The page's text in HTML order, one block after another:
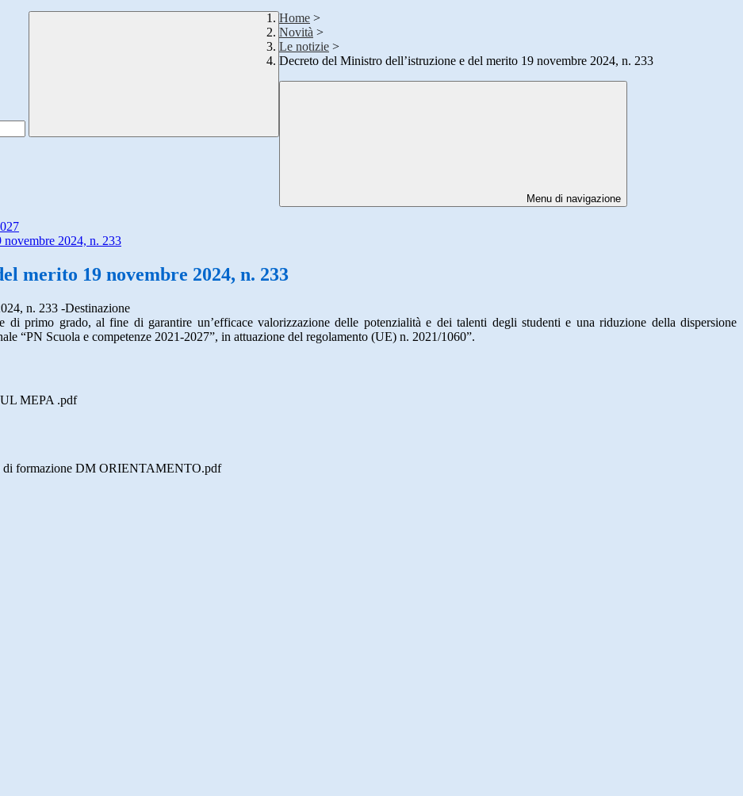
Home >
Novità >
Le notizie >
Decreto del Ministro dell’istruzione e del merito 19 novembre 2024, n. 233
Menu di navigazione
2024, n. 233
merito 19 novembre 2024, n. 233
n. 233 -Destinazione
di primo grado, al fine di garantire un’efficace valorizzazione delle potenzialità e dei talenti degli studenti e una riduzione della dispersione
“PN Scuola e competenze 2021-2027”, in attuazione del regolamento (UE) n. 2021/1060”.
MEPA .pdf
di formazione DM ORIENTAMENTO.pdf